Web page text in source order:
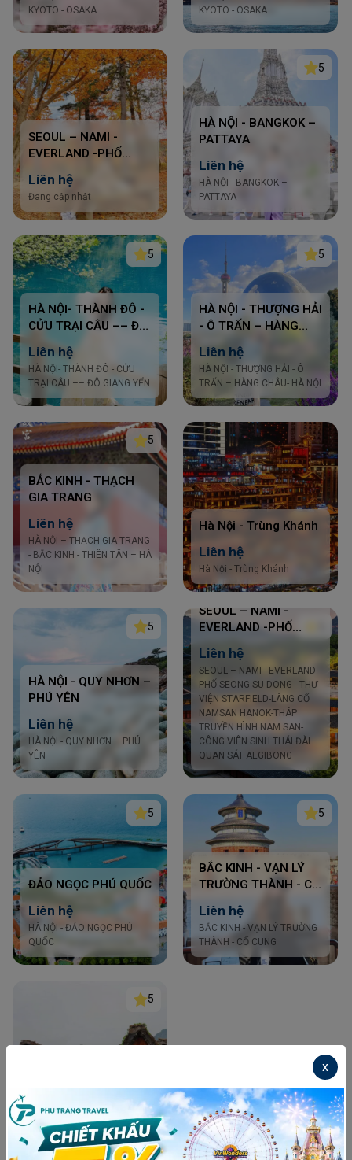
KYOTO - OSAKA
KYOTO - OSAKA
SEOUL – NAMI -
EVERLAND -PHỐ
THƯ VIỆN
STARFIELD-LÀNG CỔ
NAMSAN HANOK-
THÁP TRUYỀN HÌNH
NAM SAN
Liên hệ
Đang cập nhật
5
HÀ NỘI - BANGKOK –
PATTAYA
Liên hệ
HÀ NỘI - BANGKOK –
PATTAYA
5
HÀ NỘI- THÀNH ĐÔ -
CỬU TRẠI CÂU –– ĐÔ
Liên hệ
HÀ NỘI- THÀNH ĐÔ - CỬU
TRẠI CÂU –– ĐÔ GIANG YỂN
5
HÀ NỘI - THƯỢNG HẢI
- Ô TRẤN – HÀNG
Liên hệ
HÀ NỘI - THƯỢNG HẢI - Ô
TRẤN – HÀNG CHÂU- HÀ NỘI
5
BẮC KINH - THẠCH
GIA TRANG
Liên hệ
HÀ NỘI – THẠCH GIA TRANG
- BẮC KINH - THIÊN TÂN – HÀ
NỘI
Hà Nội - Trùng Khánh
Liên hệ
Hà Nội - Trùng Khánh
5
HÀ NỘI - QUY NHƠN –
PHÚ YÊN
Liên hệ
HÀ NỘI - QUY NHƠN – PHÚ
YÊN
SEOUL – NAMI -
EVERLAND -PHỐ
THƯ VIỆN
STARFIELD-LÀNG CỔ
NAMSAN HANOK-
THÁP TRUYỀN HÌNH
NAM SAN- CÔNG
VIÊN SINH THÁI ĐÀI
QUAN SÁT AEGIBONG
Liên hệ
SEOUL – NAMI - EVERLAND -
PHỐ SEONG SU DONG - THƯ
VIỆN STARFIELD-LÀNG CỔ
NAMSAN HANOK-THÁP
TRUYỀN HÌNH NAM SAN-
CÔNG VIÊN SINH THÁI ĐÀI
QUAN SÁT AEGIBONG
5
ĐẢO NGỌC PHÚ QUỐC
Liên hệ
HÀ NỘI - ĐẢO NGỌC PHÚ
QUỐC
5
BẮC KINH - VẠN LÝ
TRƯỜNG THÀNH - CỐ
Liên hệ
BẮC KINH - VẠN LÝ TRƯỜNG
THÀNH - CỐ CUNG
5
SĨ - TOKYO 6N5Đ
37.500.000đ39.000.000đ
HCM - Hongkong
x